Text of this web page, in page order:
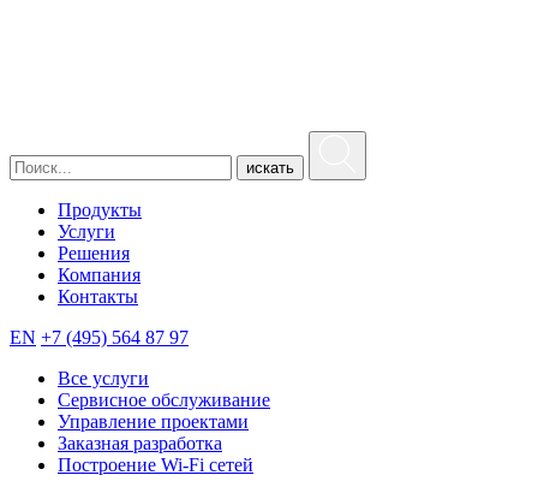
искать
Продукты
Услуги
Решения
Компания
Контакты
EN +7 (495) 564 87 97
Все услуги
Сервисное обслуживание
Управление проектами
Заказная разработка
Построение Wi-Fi сетей